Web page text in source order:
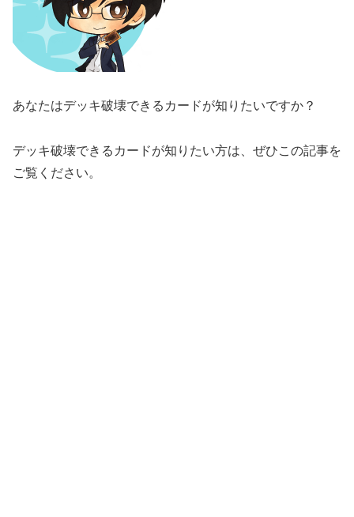
あなたはデッキ破壊できるカードが知りたいですか？
デッキ破壊できるカードが知りたい方は、ぜひこの記事を
ご覧ください。